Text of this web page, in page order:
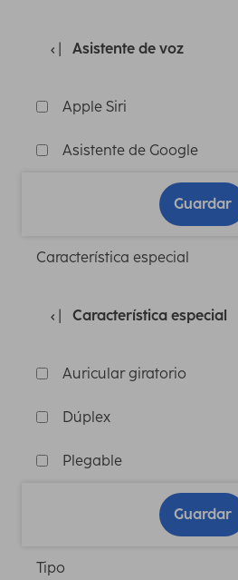
Asistente de voz
Apple Siri
Asistente de Google
Guardar
Característica especial
Característica especial
Auricular giratorio
Dúplex
Plegable
Guardar
Tipo